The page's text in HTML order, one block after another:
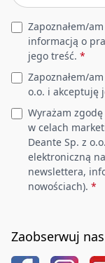
Leave this field
Zapoznałem/
informacją o
jego treść. *
Zapoznałem/
o.o. i akceptuję
Wyrażam
w celach
Deante Sp. z
elektroniczną
newslettera,
nowościach). *
Zaobserwuj